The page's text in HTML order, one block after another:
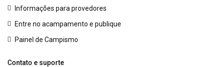
Informações para provedores
Entre no acampamento e publique
Painel de Campismo
Contato e suporte